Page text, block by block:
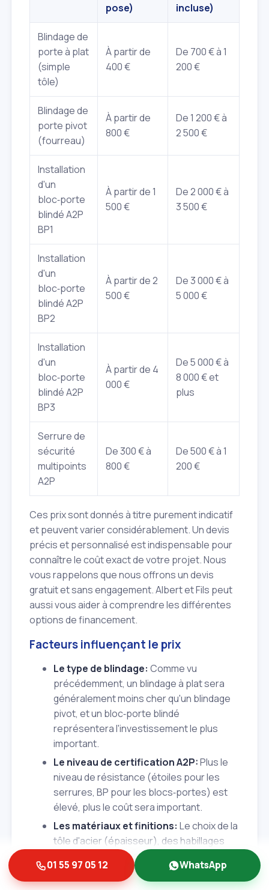
pose)
incluse)
Blindage de
porte à plat
(simple
tôle)
À partir de
400 €
De 700 € à 1
200 €
Blindage de
porte pivot
(fourreau)
À partir de
800 €
De 1 200 € à
2 500 €
Installation
d'un
bloc‑porte
blindé A2P
BP1
À partir de 1
500 €
De 2 000 € à
3 500 €
Installation
d'un
bloc‑porte
blindé A2P
BP2
À partir de 2
500 €
De 3 000 € à
5 000 €
Installation
d'un
bloc‑porte
blindé A2P
BP3
À partir de 4
000 €
De 5 000 € à
8 000 € et
plus
Serrure de
sécurité
multipoints
A2P
De 300 € à
800 €
De 500 € à 1
200 €
Ces prix sont donnés à titre purement indicatif
et peuvent varier considérablement. Un devis
précis et personnalisé est indispensable pour
connaître le coût exact de votre projet. Nous
vous rappelons que nous offrons un devis
gratuit et sans engagement. Albert et Fils peut
aussi vous aider à comprendre les différentes
options de financement.
Facteurs influençant le prix
Le type de blindage: Comme vu
précédemment, un blindage à plat sera
généralement moins cher qu'un blindage
pivot, et un bloc‑porte blindé
représentera l'investissement le plus
important.
Le niveau de certification A2P:Plus le
niveau de résistance (étoiles pour les
serrures, BP pour les blocs‑portes) est
élevé, plus le coût sera important.
Les matériaux et finitions: Le choix de la
tôle d'acier (épaisseur), des habillages
(bois, PVC), des poignées et des
accessoires influence le prix final.
01 55 97 05 12 WhatsApp